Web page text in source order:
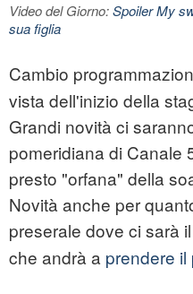
Video del Giorno:Spoiler My
sua figlia
Cambio
vista dell'inizio della
Grandi novità ci
pomeridiana di Canale
presto "orfana" della
Novità anche per
preserale dove ci sarà
che andrà a prendere il